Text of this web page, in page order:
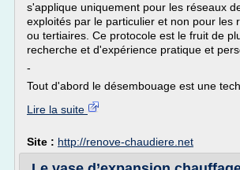
s'applique uniquement pour les réseaux
exploités par le particulier et non pour les
ou tertiaires. Ce protocole est le fruit de
recherche et d'expérience pratique et
-
Tout d'abord le désembouage est une
Lire la suite
Site : http://renove-chaudiere.net